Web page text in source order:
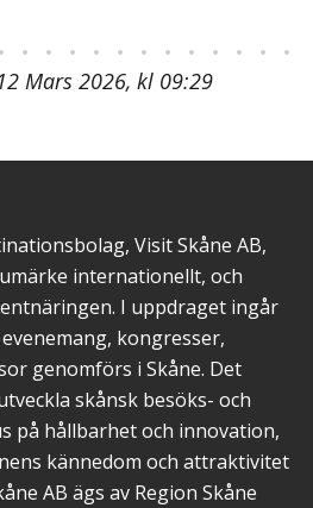
Mars 2026, kl 09:29
Visit Skåne AB,
internationellt, och
I uppdraget ingår
kongresser,
genomförs i Skåne. Det
skånsk besöks- och
på hållbarhet och innovation,
kännedom och attraktivitet
AB ägs av Region Skåne